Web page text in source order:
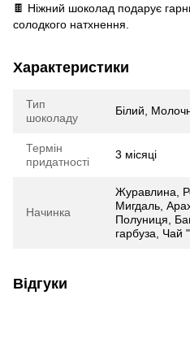
🍫 Ніжний шоколад подарує
солодкого натхнення.
Характеристики
Тип
шоколаду
Білий,
Термін
придатності
3 місяці
Начинка
Журавлина,
Мигдаль,
Полуниця,
гарбуза, Чай
Відгуки